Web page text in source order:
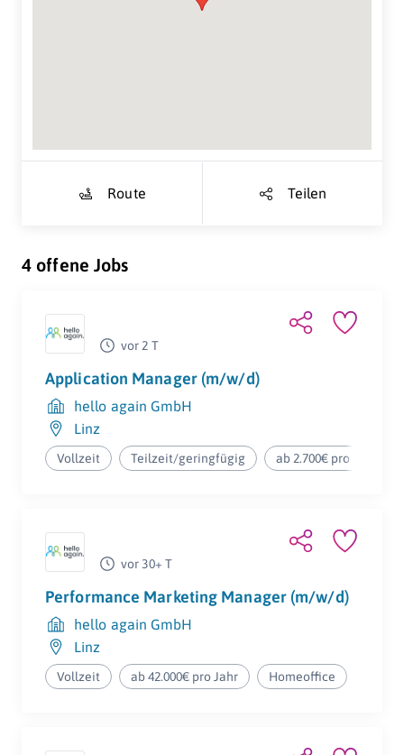
Route Teilen
4 offene Jobs
vor 2 T
Application Manager (m/w/d)
hello again GmbH
Linz
Vollzeit Teilzeit/geringfügig ab 2.700€ pro Monat
vor 30+ T
Performance Marketing Manager (m/w/d)
hello again GmbH
Linz
Vollzeit ab 42.000€ pro Jahr Homeoffice